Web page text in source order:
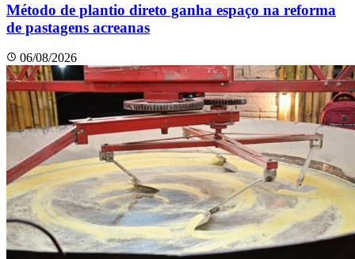
Método de plantio direto ganha espaço na reforma
de pastagens acreanas
06/08/2026